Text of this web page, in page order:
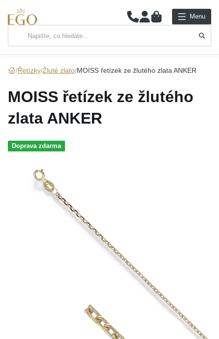
0 Menu
Hlavní kategorie
NÁUŠNICE
Slovensko
Řetízky Žluté zlato MOISS řetízek ze žlutého zlata ANKER
MOISS řetízek ze žlutého
zlata ANKER
Doprava zdarma